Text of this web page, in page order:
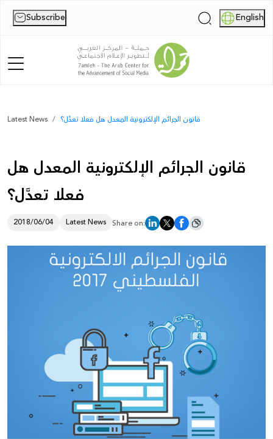
Subscribe | English
Home
News
Publications
Reports
Report
Latest News قانون الجرائم الإلكترونية المعدل هل فعلا تعدَّل؟
قانون الجرائم الإلكترونية المعدل هل
فعلا تعدَّل؟
2018/06/04 Latest News Share on: